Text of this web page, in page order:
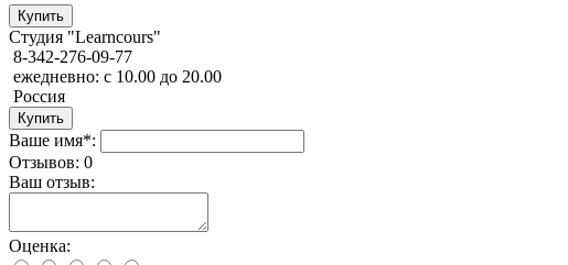
Студия "Learncours"
8-342-276-09-77
ежедневно: с 10.00 до 20.00
Россия
Ваше имя*:
Отзывов: 0
Ваш отзыв:
Оценка: